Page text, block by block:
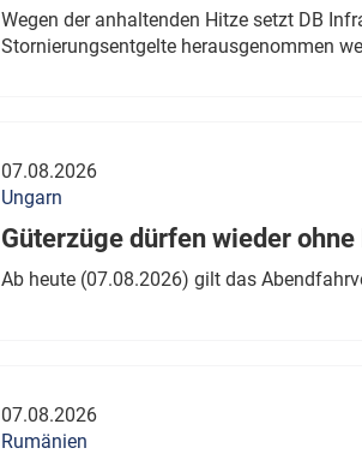
Wegen der anhaltenden Hitze setzt DB
Stornierungsentgelte herausgenommen
07.08.2026
Ungarn
Güterzüge dürfen wieder
Ab heute (07.08.2026) gilt das
07.08.2026
Rumänien